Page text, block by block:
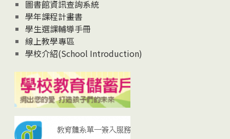
圖書館資訊查詢系統
學年課程計畫書
學生選課輔導手冊
線上教學專區
學校介紹(School Introduction)